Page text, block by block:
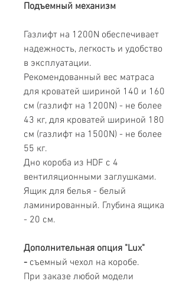
Подъемный механизм
Газлифт на 1200N обеспечивает
надежность, легкость и удобство
в эксплуатации.
Рекомендованный вес матраса
для кроватей шириной 140 и 160
см (газлифт на 1200N) - не более
43 кг, для кроватей шириной 180
см (газлифт на 1500N) - не более
55 кг.
Дно короба из HDF с 4
вентиляционными заглушками.
Ящик для белья - белый
ламинированный. Глубина ящика
- 20 см.
Дополнительная опция "Lux"
- съемный чехол на коробе.
При заказе любой модели